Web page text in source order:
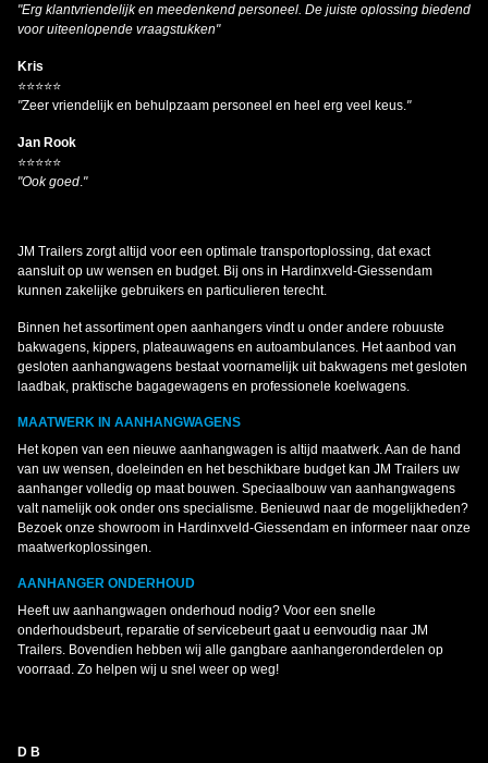
"Erg klantvriendelijk en meedenkend personeel. De juiste oplossing biedend
voor uiteenlopende vraagstukken"
Kris
⭐⭐⭐⭐⭐
"Zeer vriendelijk en behulpzaam personeel en heel erg veel keus. "
Jan Rook
⭐⭐⭐⭐⭐
"Ook goed "
JM Trailers zorgt altijd voor een optimale transportoplossing, dat exact
aansluit op uw wensen en budget. Bij ons in Hardinxveld-Giessendam
kunnen zakelijke gebruikers en particulieren terecht.
Binnen het assortiment open aanhangers vindt u onder andere robuuste
bakwagens, kippers, plateauwagens en autoambulances. Het aanbod van
gesloten aanhangwagens bestaat voornamelijk uit bakwagens met gesloten
laadbak, praktische bagagewagens en professionele koelwagens.
MAATWERK IN AANHANGWAGENS
Het kopen van een nieuwe aanhangwagen is altijd maatwerk. Aan de hand
van uw wensen, doeleinden en het beschikbare budget kan JM Trailers uw
aanhanger volledig op maat bouwen. Speciaalbouw van aanhangwagens
valt namelijk ook onder ons specialisme. Benieuwd naar de mogelijkheden?
Bezoek onze showroom in Hardinxveld-Giessendam en informeer naar onze
maatwerkoplossingen.
AANHANGER ONDERHOUD
Heeft uw aanhangwagen onderhoud nodig? Voor een snelle
onderhoudsbeurt, reparatie of servicebeurt gaat u eenvoudig naar JM
Trailers. Bovendien hebben wij alle gangbare aanhangeronderdelen op
voorraad. Zo helpen wij u snel weer op weg!
D B